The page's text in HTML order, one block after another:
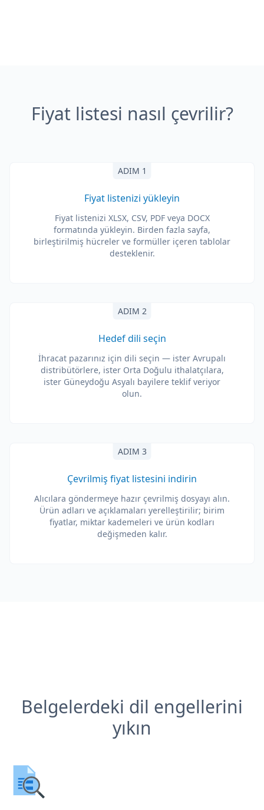
Fiyat listesi nasıl çevrilir?
ADIM 1
Fiyat listenizi yükleyin
Fiyat listenizi XLSX, CSV, PDF veya DOCX
formatında yükleyin. Birden fazla sayfa,
birleştirilmiş hücreler ve formüller içeren tablolar
desteklenir.
ADIM 2
Hedef dili seçin
İhracat pazarınız için dili seçin — ister Avrupalı
distribütörlere, ister Orta Doğulu ithalatçılara,
ister Güneydoğu Asyalı bayilere teklif veriyor
olun.
ADIM 3
Çevrilmiş fiyat listesini indirin
Alıcılara göndermeye hazır çevrilmiş dosyayı alın.
Ürün adları ve açıklamaları yerelleştirilir; birim
fiyatlar, miktar kademeleri ve ürün kodları
değişmeden kalır.
Belgelerdeki dil engellerini
yıkın